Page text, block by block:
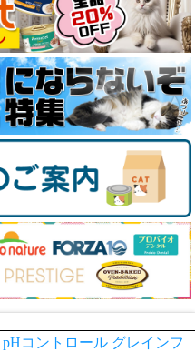
コントロール グレインフ